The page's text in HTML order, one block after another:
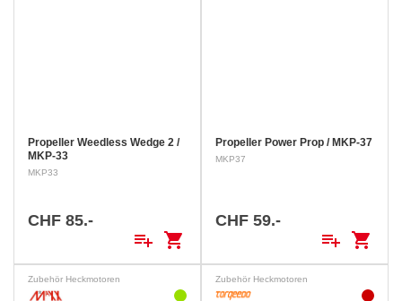
Propeller Weedless Wedge 2 /
MKP-33
MKP33
CHF 85.-
playlist_add shopping_cart
Propeller Power Prop / MKP-37
MKP37
CHF 59.-
playlist_add shopping_cart
Zubehör Heckmotoren Zubehör Heckmotoren